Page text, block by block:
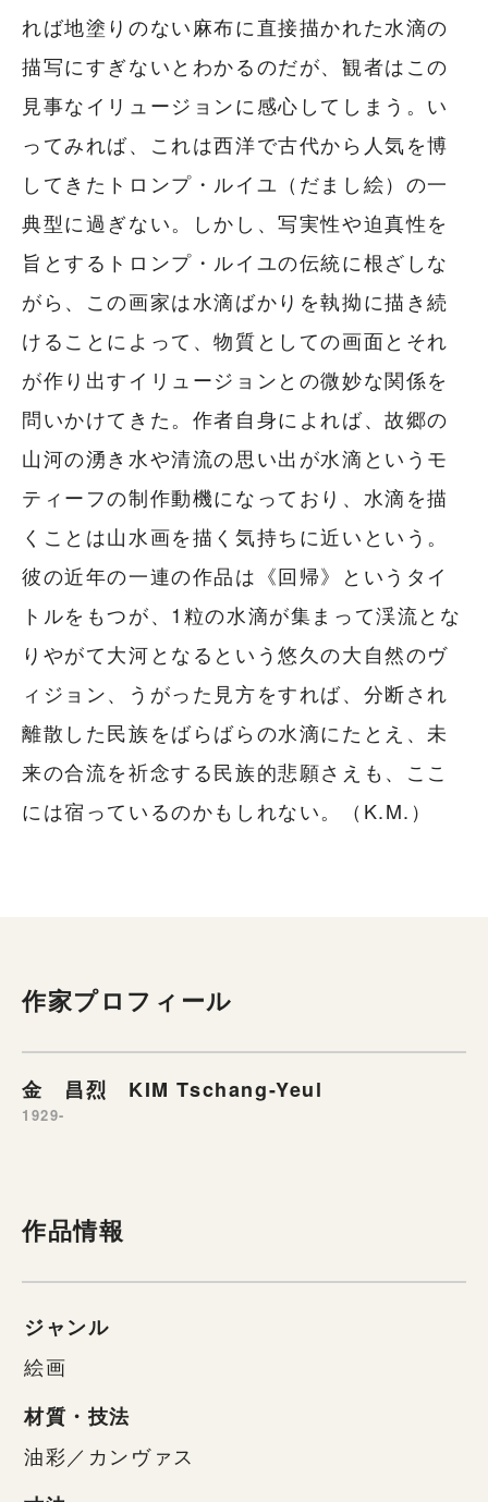
れば地塗りのない麻布に直接描かれた水滴の
描写にすぎないとわかるのだが、観者はこの
見事なイリュージョンに感心してしまう。い
ってみれば、これは西洋で古代から人気を博
してきたトロンプ・ルイユ（だまし絵）の一
典型に過ぎない。しかし、写実性や迫真性を
旨とするトロンプ・ルイユの伝統に根ざしな
がら、この画家は水滴ばかりを執拗に描き続
けることによって、物質としての画面とそれ
が作り出すイリュージョンとの微妙な関係を
問いかけてきた。作者自身によれば、故郷の
山河の湧き水や清流の思い出が水滴というモ
ティーフの制作動機になっており、水滴を描
くことは山水画を描く気持ちに近いという。
彼の近年の一連の作品は《回帰》というタイ
トルをもつが、1粒の水滴が集まって渓流とな
りやがて大河となるという悠久の大自然のヴ
ィジョン、うがった見方をすれば、分断され
離散した民族をばらばらの水滴にたとえ、未
来の合流を祈念する民族的悲願さえも、ここ
には宿っているのかもしれない。（K.M.）
作家プロフィール
金 昌烈 KIM Tschang-Yeul
1929-
作品情報
ジャンル
絵画
材質・技法
油彩／カンヴァス